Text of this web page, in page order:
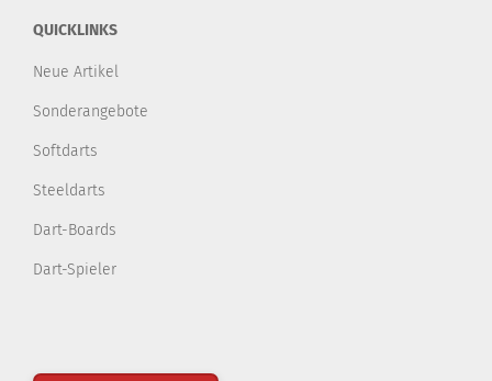
QUICKLINKS
Neue Artikel
Sonderangebote
Softdarts
Steeldarts
Dart-Boards
Dart-Spieler